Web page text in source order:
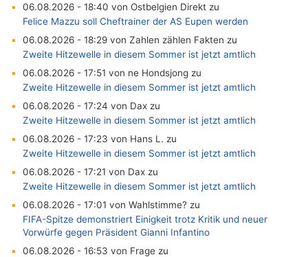
06.08.2026 - 18:40 von Ostbelgien Direkt zu
Felice Mazzu soll Cheftrainer der AS Eupen werden
06.08.2026 - 18:29 von Zahlen zählen Fakten zu
Zweite Hitzewelle in diesem Sommer ist jetzt amtlich
06.08.2026 - 17:51 von ne Hondsjong zu
Zweite Hitzewelle in diesem Sommer ist jetzt amtlich
06.08.2026 - 17:24 von Dax zu
Zweite Hitzewelle in diesem Sommer ist jetzt amtlich
06.08.2026 - 17:23 von Hans L. zu
Zweite Hitzewelle in diesem Sommer ist jetzt amtlich
06.08.2026 - 17:21 von Dax zu
Zweite Hitzewelle in diesem Sommer ist jetzt amtlich
06.08.2026 - 17:01 von Wahlstimme? zu
FIFA-Spitze demonstriert Einigkeit trotz Kritik und neuer
Vorwürfe gegen Präsident Gianni Infantino
06.08.2026 - 16:53 von Frage zu